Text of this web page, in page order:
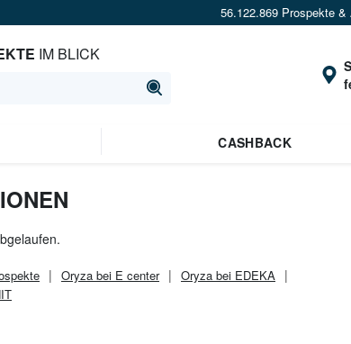
56.122.869 Prospekte &
IM BLICK
CASHBACK
Oryza bei E center
Oryza bei EDEKA